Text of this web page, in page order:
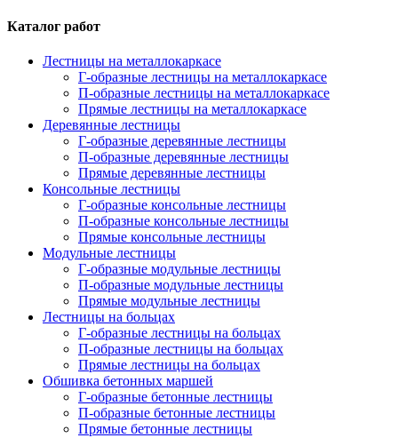
Каталог работ
Лестницы на металлокаркасе
Г-образные лестницы на металлокаркасе
П-образные лестницы на металлокаркасе
Прямые лестницы на металлокаркасе
Деревянные лестницы
Г-образные деревянные лестницы
П-образные деревянные лестницы
Прямые деревянные лестницы
Консольные лестницы
Г-образные консольные лестницы
П-образные консольные лестницы
Прямые консольные лестницы
Модульные лестницы
Г-образные модульные лестницы
П-образные модульные лестницы
Прямые модульные лестницы
Лестницы на больцах
Г-образные лестницы на больцах
П-образные лестницы на больцах
Прямые лестницы на больцах
Обшивка бетонных маршей
Г-образные бетонные лестницы
П-образные бетонные лестницы
Прямые бетонные лестницы